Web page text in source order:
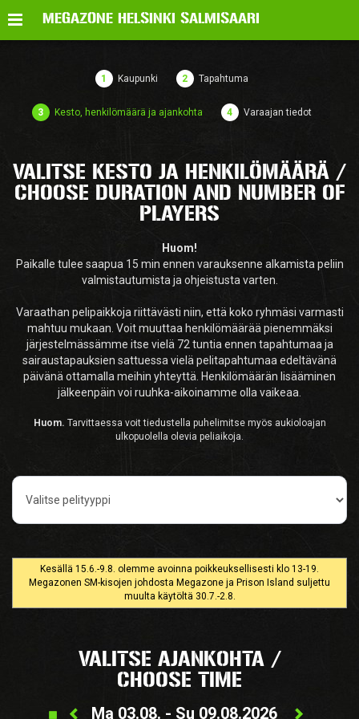
Valikko
MEGAZONE HELSINKI SALMISAARI
1 Kaupunki 2 Tapahtuma
3 Kesto, henkilömäärä ja ajankohta 4 Varaajan tiedot
VALITSE KESTO JA HENKILÖMÄÄRÄ /
CHOOSE DURATION AND NUMBER OF
PLAYERS
Huom!
Paikalle tulee saapua 15 min ennen varauksenne alkamista peliin
valmistautumista ja ohjeistusta varten.
Varaathan pelipaikkoja riittävästi niin, että koko ryhmäsi varmasti
mahtuu mukaan. Voit muuttaa henkilömäärää pienemmäksi
järjestelmässämme itse vielä 72 tuntia ennen tapahtumaa ja
sairaustapauksien sattuessa vielä pelitapahtumaa edeltävänä
päivänä ottamalla meihin yhteyttä. Henkilömäärän lisääminen
jälkeenpäin voi ruuhka-aikoinamme olla vaikeaa.
Huom. Tarvittaessa voit tiedustella puhelimitse myös aukioloajan
ulkopuolella olevia peliaikoja.
Kesällä 15.6.-9.8. olemme avoinna poikkeuksellisesti klo 13-19.
Megazonen SM-kisojen johdosta Megazone ja Prison Island suljettu
muulta käytöltä 30.7.-2.8.
VALITSE AJANKOHTA /
CHOOSE TIME
Ma 03.08. - Su 09.08.2026